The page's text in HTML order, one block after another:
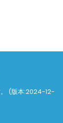
。 (版本:2024-12-